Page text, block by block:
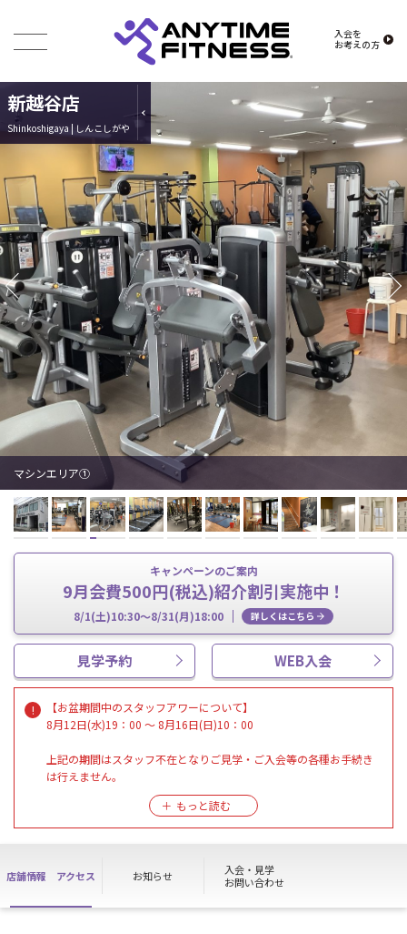
入会を
お考えの方
新越谷店
Shinkoshigaya | しんこしがや
マシンエリア①
キャンペーンのご案内
9月会費500円(税込)紹介割引実施中！
8/1(土)10:30～8/31(月)18:00 詳しくはこちら
見学予約 WEB入会
【お盆期間中のスタッフアワーについて】
8月12日(水)19：00 ～ 8月16日(日)10：00
上記の期間はスタッフ不在となりご見学・ご入会等の各種お手続き
は行えません。
WEBでご入会いただいた方は、8月12日(水)18:30までに店頭で残り
完了させていただきますようお願いいたします。
ご不便をお掛けいたしますが、ご理解の程よろしくお願い申し上げ
ます。
※ 施設は通常通りご利用いただけます。
店舗情報 アクセス お知らせ
入会・見学
お問い合わせ